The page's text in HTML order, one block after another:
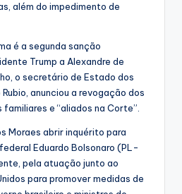
além do impedimento de
é a segunda sanção
Trump a Alexandre de
o secretário de Estado dos
anunciou a revogação dos
e “aliados na Corte”.
Moraes abrir inquérito para
Eduardo Bolsonaro (PL-
pela atuação junto ao
para promover medidas de